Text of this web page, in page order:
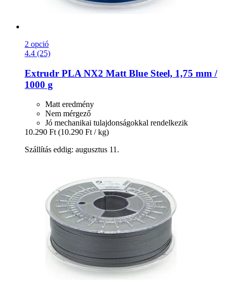
2 opció
4.4 (25)
Extrudr PLA NX2 Matt Blue Steel, 1,75 mm /
1000 g
Matt eredmény
Nem mérgező
Jó mechanikai tulajdonságokkal rendelkezik
10.290 Ft (10.290 Ft / kg)
Szállítás eddig: augusztus 11.